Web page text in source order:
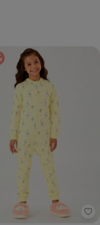
- Pijama Moletinho